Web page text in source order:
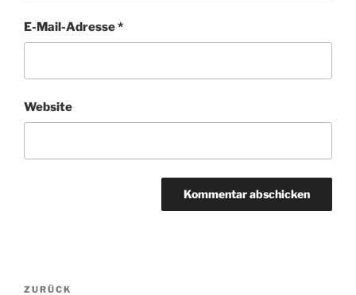
E-Mail-Adresse*
Website
Beitragsnavigation
Vorheriger
ZURÜCK